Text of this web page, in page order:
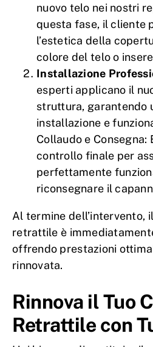
nuovo telo nei nostri
questa fase, il cliente
l’estetica della
colore del telo o
Installazione
esperti applicano il
struttura, garantendo
installazione e
Collaudo e
controllo finale per
perfettamente
riconsegnare il
Al termine dell’intervento,
retrattile è
offrendo prestazioni
rinnovata.
Rinnova il Tuo
Retrattile con